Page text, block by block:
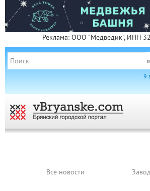
Реклама: ООО "Медведик", ИНН
9
Все новости